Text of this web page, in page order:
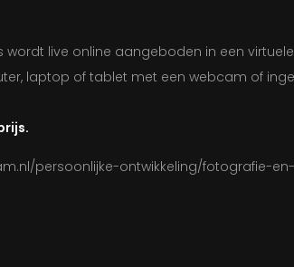
wordt live online aangeboden in een
laptop of tablet met een webcam of
persoonlijke-ontwikkeling/fotografie-